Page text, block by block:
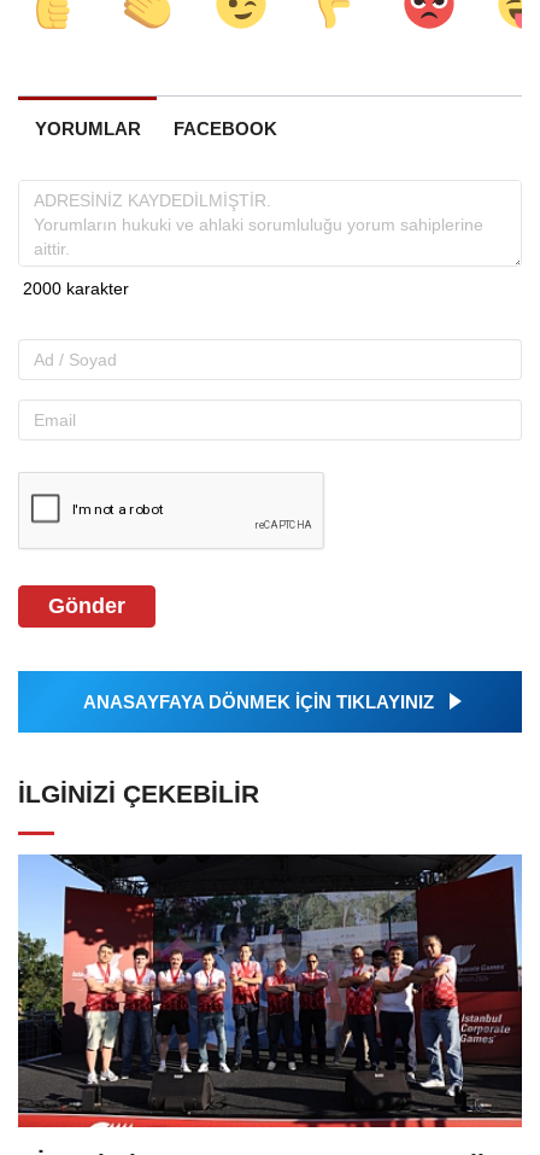
YORUMLAR FACEBOOK
Gönder
ANASAYFAYA DÖNMEK İÇİN TIKLAYINIZ
İLGINIZI ÇEKEBILIR